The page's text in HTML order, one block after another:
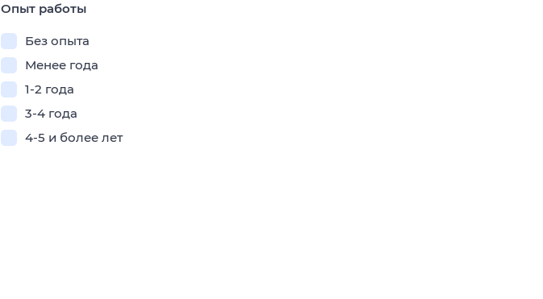
Опыт работы
Без опыта
Менее года
1-2 года
3-4 года
4-5 и более лет